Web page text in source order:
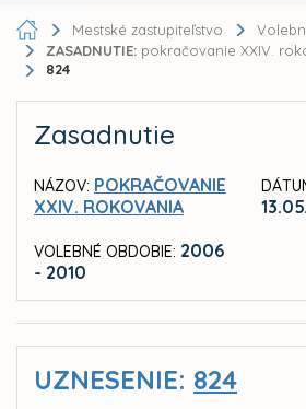
Mestské zastupiteľstvo
ZASADNUTIE: pokračovanie XXIV.
824
Zasadnutie
NÁZOV: POKRAČOVANIE
XXIV. ROKOVANIA
VOLEBNÉ OBDOBIE: 2006
- 2010
UZNESENIE: 824